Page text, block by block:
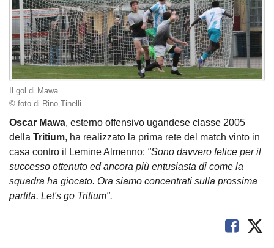
Il gol di Mawa
© foto di Rino Tinelli
Oscar Mawa, esterno offensivo ugandese classe 2005
della Tritium, ha realizzato la prima rete del match vinto in
casa contro il Lemine Almenno: "Sono davvero felice per il
successo ottenuto ed ancora più entusiasta di come la
squadra ha giocato. Ora siamo concentrati sulla prossima
partita. Let's go Tritium".